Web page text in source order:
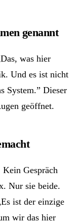
genannt
was hier
Und es ist nicht
System.” Dieser
geöffnet.
Gespräch
Nur sie beide.
ist der einzige
wir das hier